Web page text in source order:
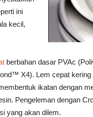
ini
kecil,
berbahan dasar PVAc
X4). Lem cepat
ikatan dengan
Pengeleman dengan
yang akan dilem.